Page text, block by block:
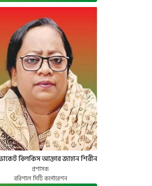
বিলকিস আক্তার জাহান শিরীন
প্রশাসক
বরিশাল সিটি কর্পোরেশন